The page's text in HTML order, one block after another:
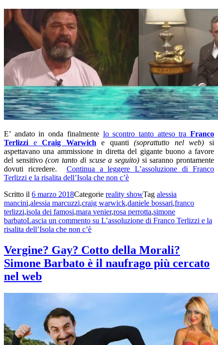
E’ andato in onda finalmente lo scontro tanto atteso tra Franco
Terlizzi eCraig Warwich e quanti(soprattutto nel web) si
aspettavano una ammissione in diretta del gigante buono a favore
del sensitivo(con tanto di scuse a seguito)si saranno prontamente
dovuti ricredere. Continua a leggereL’assoluzione di Franco
Terlizzi e la risalita dell’Isola che non c’è
Scritto il 6 marzo 2018Categorie reality showTag alessia
mancini,alessia marcuzzi,craig warwick,daniele bossari,franco
terlizzi,isola dei famosi,mara venier,rosa perrotta,simone
barbatoLascia un commento su L’assoluzione di Franco Terlizzi e la
risalita dell’Isola che non c’è
Vergine? Gay? Cotto della Morali?
Simone Barbato è il naufrago più cercato
nel web